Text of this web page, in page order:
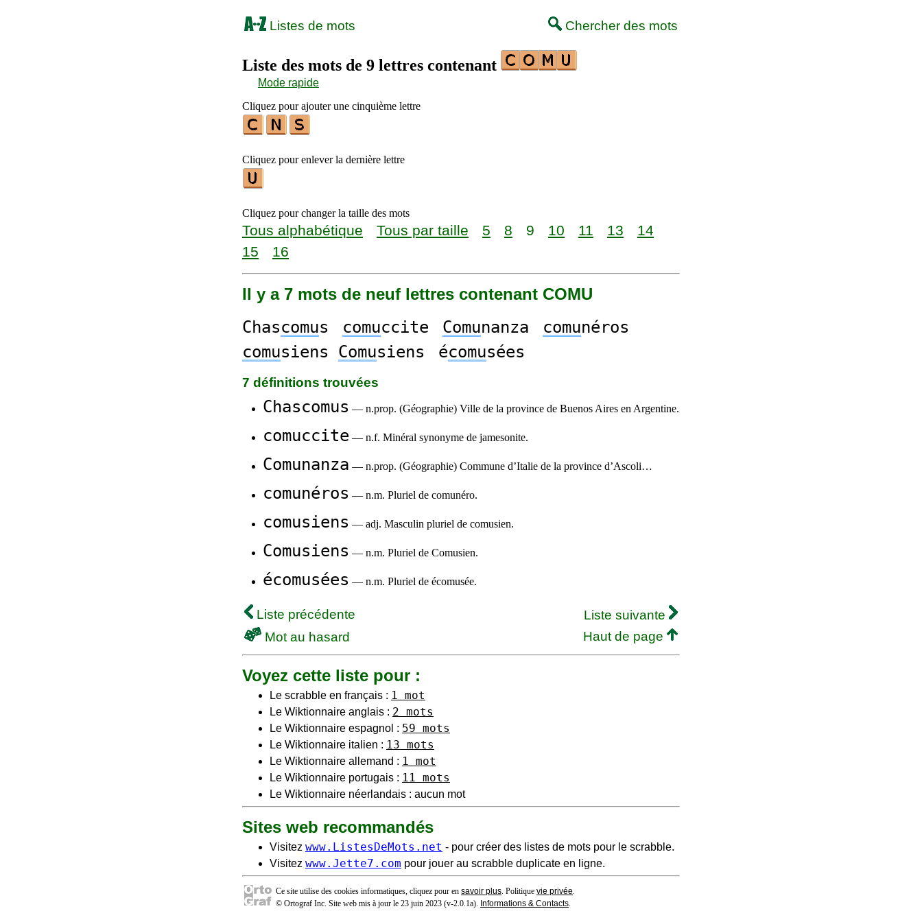
Listes de mots Chercher des mots
Liste des mots de 9 lettres contenant
Mode rapide
Cliquez pour ajouter une cinquième lettre
Cliquez pour enlever la dernière lettre
Cliquez pour changer la taille des mots
Tous alphabétique Tous par taille 5 8 9 10 11 13
14
15
16
Il y a 7 mots de neuf lettres contenant COMU
Chascomus comuccite Comunanza comunéros
comusiens Comusiens écomusées
7 définitions trouvées
Chascomus — n.prop. (Géographie) Ville de la province de Buenos Aires en Argentine.
comuccite — n.f. Minéral synonyme de jamesonite.
Comunanza — n.prop. (Géographie) Commune d’Italie de la province d’Ascoli…
comunéros — n.m. Pluriel de comunéro.
comusiens — adj. Masculin pluriel de comusien.
Comusiens — n.m. Pluriel de Comusien.
écomusées — n.m. Pluriel de écomusée.
Liste précédente
Liste suivante
Mot au hasard
Haut de page
Voyez cette liste pour :
Le scrabble en français : 1 mot
Le Wiktionnaire anglais : 2 mots
Le Wiktionnaire espagnol : 59 mots
Le Wiktionnaire italien : 13 mots
Le Wiktionnaire allemand : 1 mot
Le Wiktionnaire portugais : 11 mots
Le Wiktionnaire néerlandais : aucun mot
Sites web recommandés
Visitez www.ListesDeMots.net - pour créer des listes de mots pour le scrabble.
Visitez www.Jette7.com pour jouer au scrabble duplicate en ligne.
Ce site utilise des cookies informatiques, cliquez pour en savoir plus. Politique vie privée.
© Ortograf Inc. Site web mis à jour le 23 juin 2023 (v-2.0.1a). Informations & Contacts.